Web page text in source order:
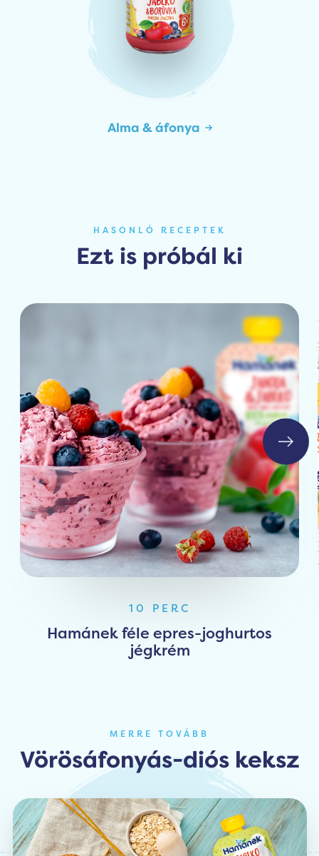
Alma & áfonya
HASONLÓ RECEPTEK
Ezt is próbál ki
10 PERC
Hamánek féle epres-joghurtos
jégkrém
MERRE TOVÁBB
Vörösáfonyás-diós keksz